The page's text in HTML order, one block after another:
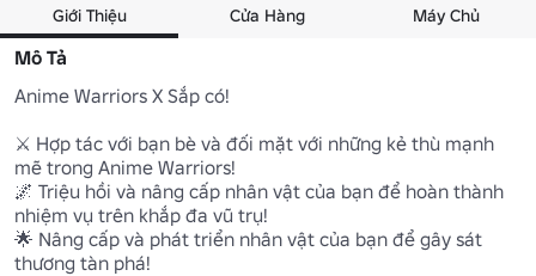
Giới Thiệu Cửa Hàng Máy Chủ
Mô Tả
Anime Warriors X Sắp có!
⚔️ Hợp tác với bạn bè và đối mặt với những kẻ thù mạnh
mẽ trong Anime Warriors!
🌌 Triệu hồi và nâng cấp nhân vật của bạn để hoàn thành
nhiệm vụ trên khắp đa vũ trụ!
🌟 Nâng cấp và phát triển nhân vật của bạn để gây sát
thương tàn phá!